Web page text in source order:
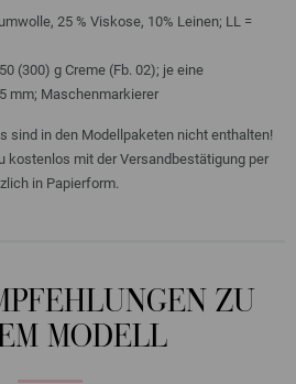
25 % Viskose, 10% Leinen; LL =
(300) g Creme (Fb. 02); je eine
mm; Maschenmarkierer
sind in den Modellpaketen nicht enthalten!
kostenlos mit der Versandbestätigung per
in Papierform.
ZU
MODELL